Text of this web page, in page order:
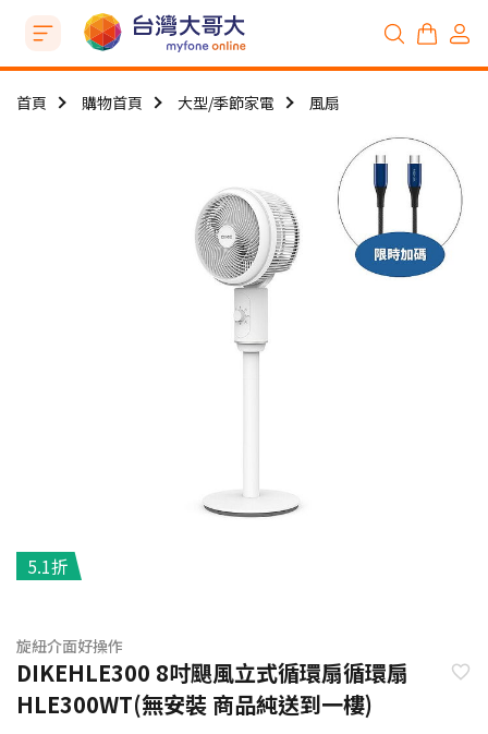
首頁 購物首頁 大型/季節家電 風扇
5.1折
旋紐介面好操作
DIKEHLE300 8吋颶風立式循環扇循環扇
HLE300WT(無安裝 商品純送到一樓)